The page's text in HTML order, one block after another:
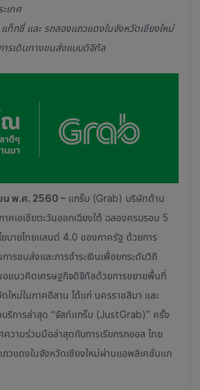
เทศ
ท็กซี่ และ รถสองแถวแดงในจังหวัดเชียงใหม่
ารเดินทางขนส่งแบบดิจิทัล
น พ.ศ. 2560 – แกร็บ (Grab) บริษัทด้าน
าคเอเชียตะวันออกเฉียงใต้ ฉลองครบรอบ 5
บายไทยแลนด์ 4.0 ของภาครัฐ ด้วยการ
รขนส่งและการชำระเงินเพื่อยกระดับวิถี
อแนวคิดเศรษฐกิจดิจิทัลด้วยการขยายพื้นที่
ดใหม่ในภาคอีสาน ได้แก่ นครราชสีมา และ
ริการล่าสุด “จัสท์แกร็บ (JustGrab)” ครั้ง
ความร่วมมือล่าสุดกับการเรียกรถออล ไทย
วแดงในจังหวัดเชียงใหม่ผ่านแอพลิเคชั่นแก